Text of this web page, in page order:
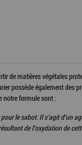
de matières végétales
possède également des
notre formule sont :
le sabot. Il s’agit d’un
de l’oxydation de